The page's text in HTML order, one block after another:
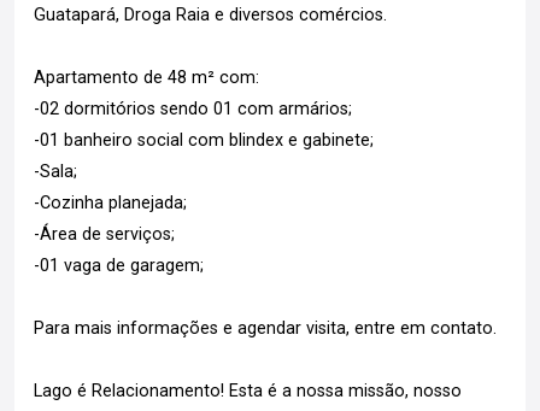
Guatapará, Droga Raia e diversos comércios.
Apartamento de 48 m² com:
-02 dormitórios sendo 01 com armários;
-01 banheiro social com blindex e gabinete;
-Sala;
-Cozinha planejada;
-Área de serviços;
-01 vaga de garagem;
Para mais informações e agendar visita, entre em contato.
Lago é Relacionamento! Esta é a nossa missão, nosso